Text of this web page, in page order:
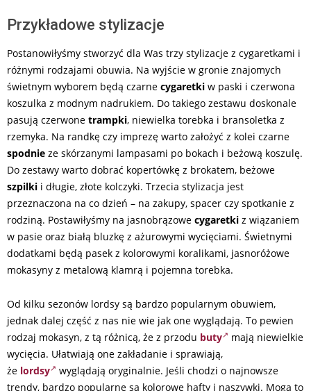
Przykładowe stylizacje
Postanowiłyśmy stworzyć dla Was trzy stylizacje z cygaretkami i
różnymi rodzajami obuwia. Na wyjście w gronie znajomych
świetnym wyborem będą czarne cygaretki w paski i czerwona
koszulka z modnym nadrukiem. Do takiego zestawu doskonale
pasują czerwone trampki, niewielka torebka i bransoletka z
rzemyka. Na randkę czy imprezę warto założyć z kolei czarne
spodnie ze skórzanymi lampasami po bokach i beżową koszulę.
Do zestawy warto dobrać kopertówkę z brokatem, beżowe
szpilki i długie, złote kolczyki. Trzecia stylizacja jest
przeznaczona na co dzień – na zakupy, spacer czy spotkanie z
rodziną. Postawiłyśmy na jasnobrązowe cygaretki z wiązaniem
w pasie oraz białą bluzkę z ażurowymi wycięciami. Świetnymi
dodatkami będą pasek z kolorowymi koralikami, jasnoróżowe
mokasyny z metalową klamrą i pojemna torebka.
Od kilku sezonów lordsy są bardzo popularnym obuwiem,
jednak dalej część z nas nie wie jak one wyglądają. To pewien
rodzaj mokasyn, z tą różnicą, że z przodu buty
mają niewielkie
wycięcia. Ułatwiają one zakładanie i sprawiają,
że lordsy
wyglądają oryginalnie. Jeśli chodzi o najnowsze
trendy, bardzo popularne są kolorowe hafty i naszywki. Mogą to